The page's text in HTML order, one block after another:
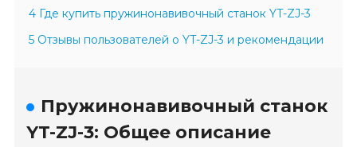
4 Где купить пружинонавивочный станок YT-ZJ-3
5 Отзывы пользователей о YT-ZJ-3 и рекомендации
Пружинонавивочный станок
YT-ZJ-3: Общее описание